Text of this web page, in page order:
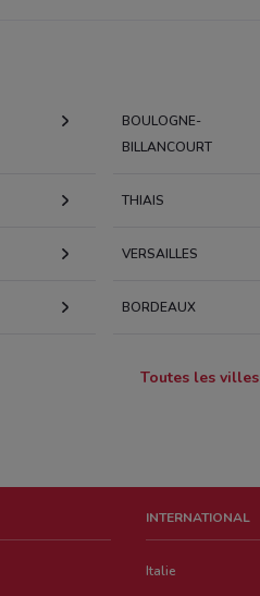
BOULOGNE-
BILLANCOURT
THIAIS
VERSAILLES
BORDEAUX
Toutes les villes
INTERNATIONAL
Italie